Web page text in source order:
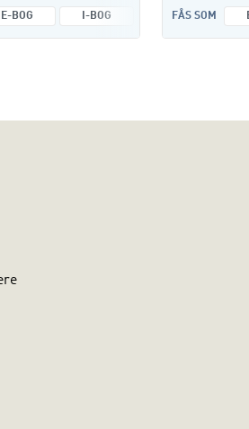
E-BOG I-BOG FÅS SOM